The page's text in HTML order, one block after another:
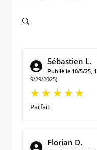
Sébastien L.
Publié le 10/5/25,
9/29/2025)
Parfait
Florian D.